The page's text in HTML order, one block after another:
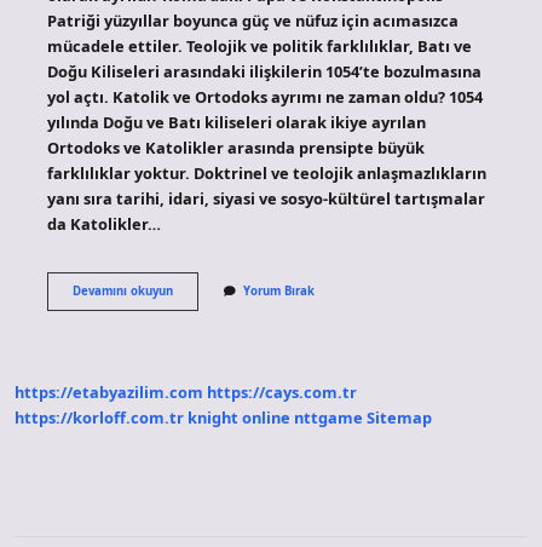
Patriği yüzyıllar boyunca güç ve nüfuz için acımasızca
mücadele ettiler. Teolojik ve politik farklılıklar, Batı ve
Doğu Kiliseleri arasındaki ilişkilerin 1054’te bozulmasına
yol açtı. Katolik ve Ortodoks ayrımı ne zaman oldu? 1054
yılında Doğu ve Batı kiliseleri olarak ikiye ayrılan
Ortodoks ve Katolikler arasında prensipte büyük
farklılıklar yoktur. Doktrinel ve teolojik anlaşmazlıkların
yanı sıra tarihi, idari, siyasi ve sosyo-kültürel tartışmalar
da Katolikler…
Devamını okuyunKatolik
Nasıl
Yorum Bırak
https://etabyazilim.com https://cays.com.tr
https://korloff.com.tr knight online nttgame Sitemap